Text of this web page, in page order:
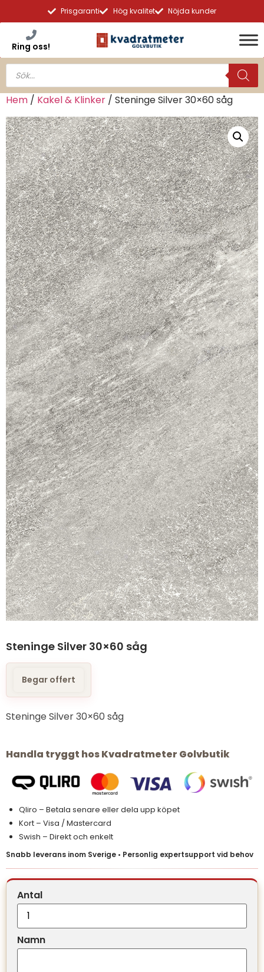
Prisgaranti Hög kvalitet Nöjda kunder
Ring oss!
Hem / Kakel & Klinker / Steninge Silver 30×60 såg
Steninge Silver 30×60 såg
Begar offert
Steninge Silver 30×60 såg
Handla tryggt hos Kvadratmeter Golvbutik
Qliro – Betala senare eller dela upp köpet
Kort – Visa / Mastercard
Swish – Direkt och enkelt
Snabb leverans inom Sverige • Personlig expertsupport vid behov
Antal
Namn